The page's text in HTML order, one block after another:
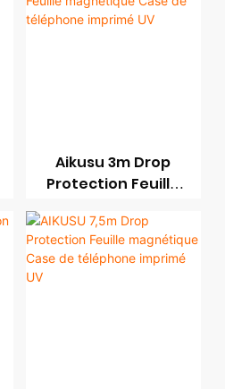
Aikusu 3m Drop
Protection Feuille
de téléphone
imprimé UV